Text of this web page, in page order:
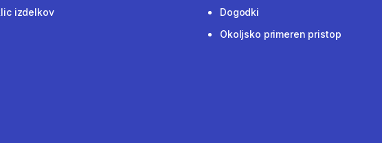
izdelkov
Dogodki
Okoljsko primeren pristop